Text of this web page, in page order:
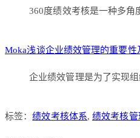
360度绩效考核是一种多
Moka浅谈企业绩效管理的重要性
企业绩效管理是为了实现
标签：绩效考核体系,绩效考核管